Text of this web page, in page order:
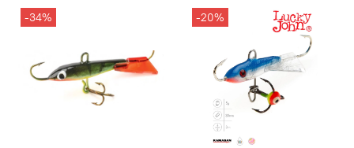
-34% -20%